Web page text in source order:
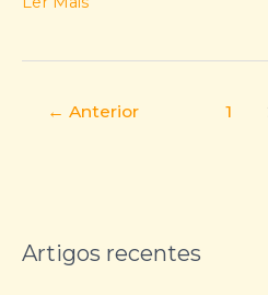
← Anterior 1
Artigos recentes